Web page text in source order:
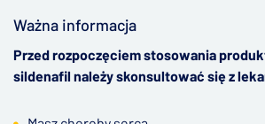
Ważna informacja
Przed rozpoczęciem stosowania
sildenafil należy skonsultować się z